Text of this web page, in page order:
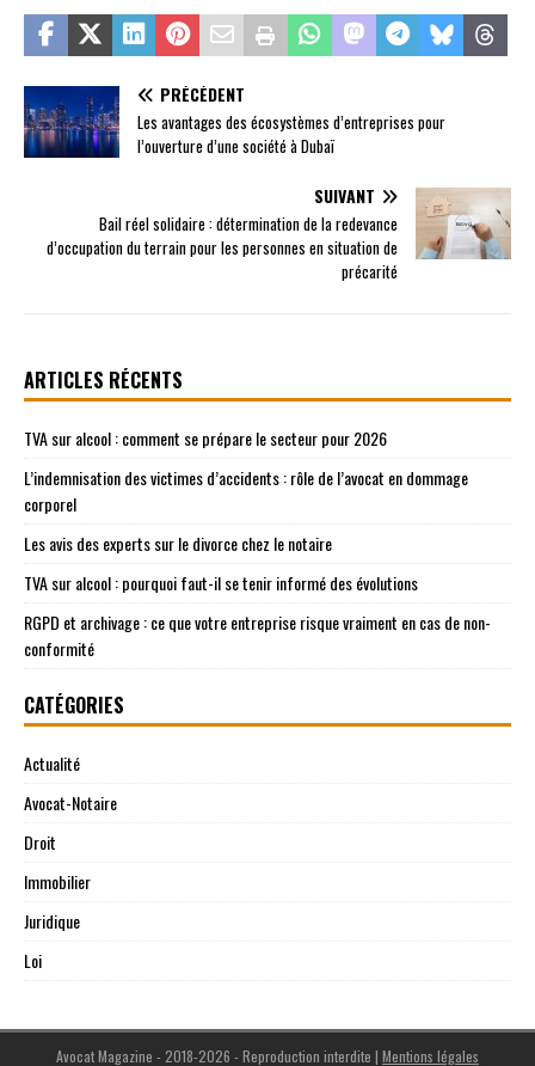
PRÉCÉDENT
Les avantages des écosystèmes d’entreprises pour
l’ouverture d’une société à Dubaï
SUIVANT
Bail réel solidaire : détermination de la redevance
d’occupation du terrain pour les personnes en situation de
précarité
ARTICLES RÉCENTS
TVA sur alcool : comment se prépare le secteur pour 2026
L’indemnisation des victimes d’accidents : rôle de l’avocat en dommage
corporel
Les avis des experts sur le divorce chez le notaire
TVA sur alcool : pourquoi faut-il se tenir informé des évolutions
RGPD et archivage : ce que votre entreprise risque vraiment en cas de non-
conformité
CATÉGORIES
Actualité
Avocat-Notaire
Droit
Immobilier
Juridique
Loi
Avocat Magazine - 2018-2026 - Reproduction interdite | Mentions légales